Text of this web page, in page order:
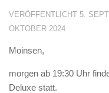
VERÖFFENTLICHT 5.
OKTOBER 2024
Moinsen,
morgen ab 19:30 Uhr
Deluxe statt.